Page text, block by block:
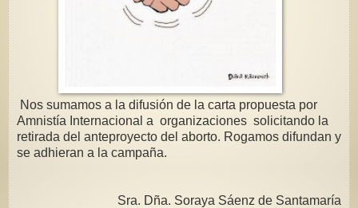
Nos sumamos a la difusión de la carta propuesta por
Amnistía Internacional a organizaciones solicitando la
retirada del anteproyecto del aborto. Rogamos difundan y
se adhieran a la campaña.
Sra. Dña. Soraya Sáenz de Santamaría